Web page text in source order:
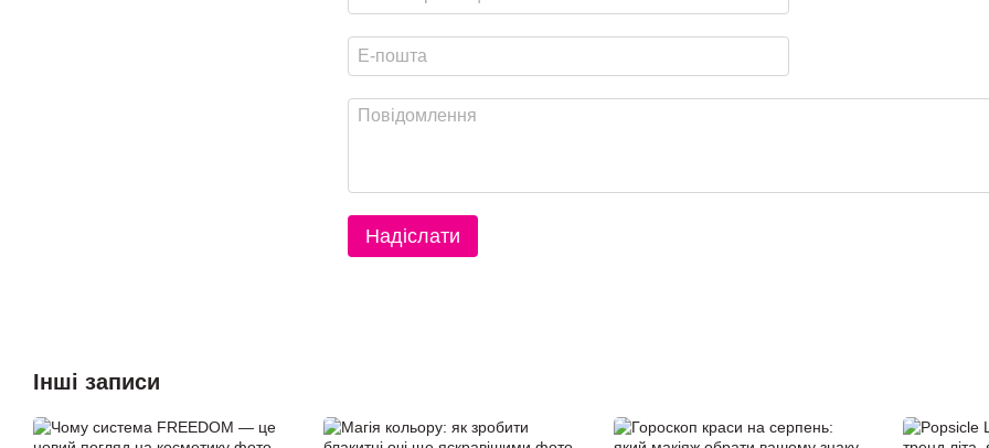
Надіслати
Інші записи